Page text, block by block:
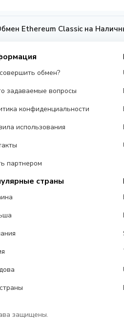
Ethereum Classic на
обмен?
задаваемые вопросы
конфиденциальности
использования
партнером
страны
защищены.